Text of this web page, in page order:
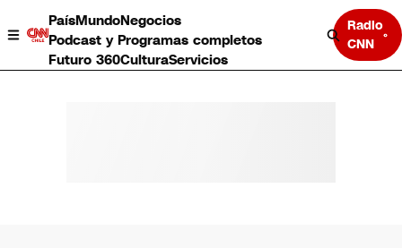
PaísMundoNegocios
Podcast y Programas completos
Futuro 360CulturaServicios
Radio
CNN